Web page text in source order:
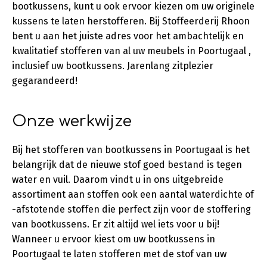
bootkussens, kunt u ook ervoor kiezen om uw originele
kussens te laten herstofferen. Bij Stoffeerderij Rhoon
bent u aan het juiste adres voor het ambachtelijk en
kwalitatief stofferen van al uw meubels in Poortugaal ,
inclusief uw bootkussens. Jarenlang zitplezier
gegarandeerd!
Onze werkwijze
Bij het stofferen van bootkussens in Poortugaal is het
belangrijk dat de nieuwe stof goed bestand is tegen
water en vuil. Daarom vindt u in ons uitgebreide
assortiment aan stoffen ook een aantal waterdichte of
-afstotende stoffen die perfect zijn voor de stoffering
van bootkussens. Er zit altijd wel iets voor u bij!
Wanneer u ervoor kiest om uw bootkussens in
Poortugaal te laten stofferen met de stof van uw